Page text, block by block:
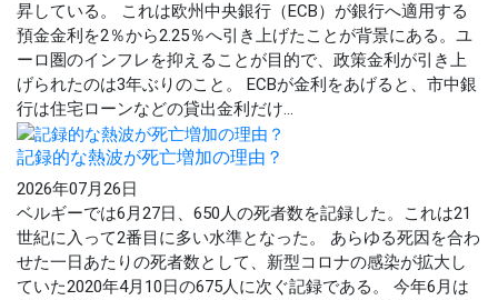
昇している。 これは欧州中央銀行（ECB）が銀行へ適用する
預金金利を2％から2.25％へ引き上げたことが背景にある。ユ
ーロ圏のインフレを抑えることが目的で、政策金利が引き上
げられたのは3年ぶりのこと。 ECBが金利をあげると、市中銀
行は住宅ローンなどの貸出金利だけ...
記録的な熱波が死亡増加の理由？
2026年07月26日
ベルギーでは6月27日、650人の死者数を記録した。これは21
世紀に入って2番目に多い水準となった。 あらゆる死因を合わ
せた一日あたりの死者数として、新型コロナの感染が拡大し
ていた2020年4月10日の675人に次ぐ記録である。 今年6月は